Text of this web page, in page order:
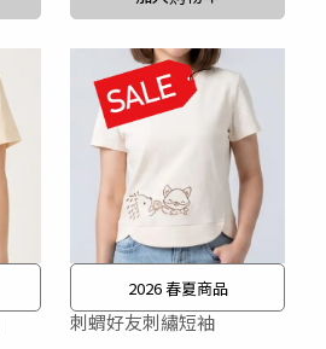
2026 春夏商品
刺蝟好友刺繡短袖